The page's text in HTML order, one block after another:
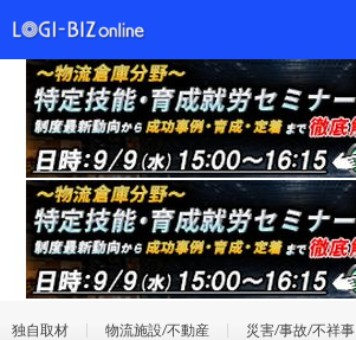
独自取材 物流施設/不動産 災害/事故/不祥事